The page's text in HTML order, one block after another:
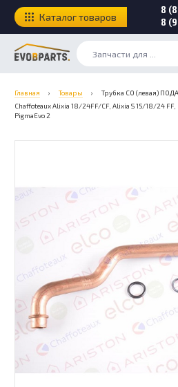
8
8
Каталог товаров
Главная › Товары ›
Трубка СО (левая)
Chaffoteaux Alixia 18/24FF/CF, Alixia S 15/18/24 FF,
PigmaEvo 2